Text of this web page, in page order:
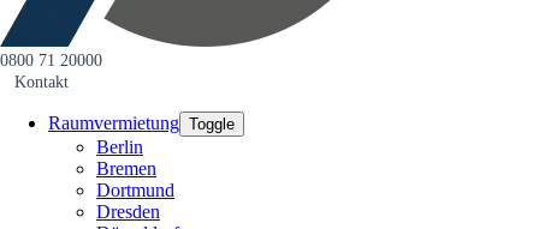
0800 71 20000
Kontakt
Raumvermietung Toggle
Berlin
Bremen
Dortmund
Dresden